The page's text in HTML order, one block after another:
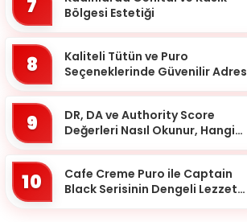
7
Bölgesi Estetiği
8
Kaliteli Tütün ve Puro
Seçeneklerinde Güvenilir Adres
9
DR, DA ve Authority Score
Değerleri Nasıl Okunur, Hangi
10
Cafe Creme Puro ile Captain
Black Serisinin Dengeli Lezzet
Bolu
Burdur
Bursa
Çanakkale
Çankırı
Denizli
Diyarbakır